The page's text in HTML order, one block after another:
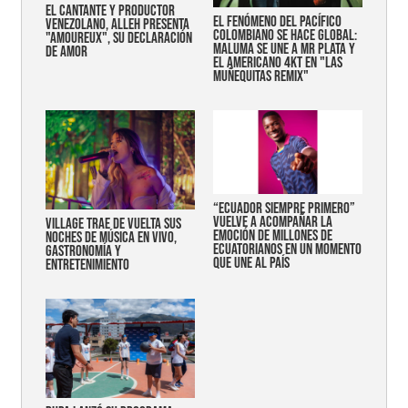
EL CANTANTE Y PRODUCTOR
VENEZOLANO, ALLEH PRESENTA
"AMOUREUX", SU DECLARACIÓN
DE AMOR
EL FENÓMENO DEL PACÍFICO
COLOMBIANO SE HACE GLOBAL:
MALUMA SE UNE A MR PLATA Y
EL AMERICANO 4KT EN "LAS
MUÑEQUITAS REMIX"
Village trae de vuelta sus
noches de música en vivo,
gastronomía y
entretenimiento
“Ecuador siempre primero”
vuelve a acompañar la
emoción de millones de
ecuatorianos en un momento
que une al país